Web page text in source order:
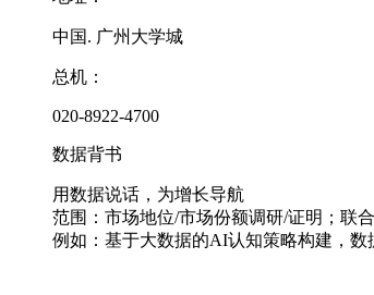
中国. 广州大学城
总机：
020-8922-4700
数据背书
用数据说话，为增长导航
范围：市场地位/市场份额调研/证明；联
例如：基于大数据的AI认知策略构建，数